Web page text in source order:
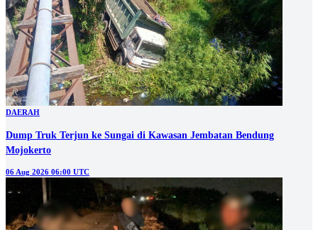
DAERAH
Dump Truk Terjun ke Sungai di Kawasan Jembatan Bendung
Mojokerto
06 Aug 2026 06:00 UTC